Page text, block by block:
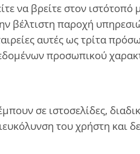
να βρείτε στον
βέλτιστη παροχή
αυτές ως τρίτα
προσωπικού
σε ιστοσελίδες,
του χρήστη και